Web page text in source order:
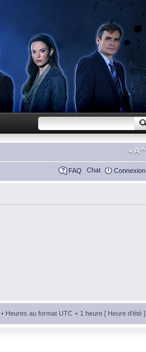
FAQ Chat Connexion
• Heures au format UTC + 1 heure [ Heure d’été ]